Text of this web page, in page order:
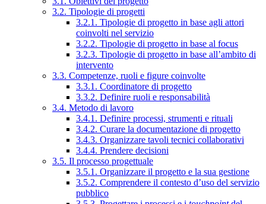
3.2. Tipologie di progetti
3.2.1. Tipologie di progetto in base agli attori
coinvolti nel servizio
3.2.2. Tipologie di progetto in base al focus
3.2.3. Tipologie di progetto in base all’ambito di
intervento
3.3. Competenze, ruoli e figure coinvolte
3.3.1. Coordinatore di progetto
3.3.2. Definire ruoli e responsabilità
3.4. Metodo di lavoro
3.4.1. Definire processi, strumenti e rituali
3.4.2. Curare la documentazione di progetto
3.4.3. Organizzare tavoli tecnici collaborativi
3.4.4. Prendere decisioni
3.5. Il processo progettuale
3.5.1. Organizzare il progetto e la sua gestione
3.5.2. Comprendere il contesto d’uso del servizio
pubblico